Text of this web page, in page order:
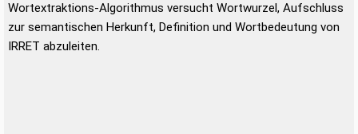
Wortextraktions-Algorithmus versucht Wortwurzel, Aufschluss
zur semantischen Herkunft, Definition und Wortbedeutung von
IRRET abzuleiten.